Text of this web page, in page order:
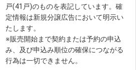
戸(41戸)のものを表記しています。確
定情報は新規分譲広告において明示い
たします。
※販売開始まで契約または予約の申込
み、及び申込み順位の確保につながる
行為は一切できません。